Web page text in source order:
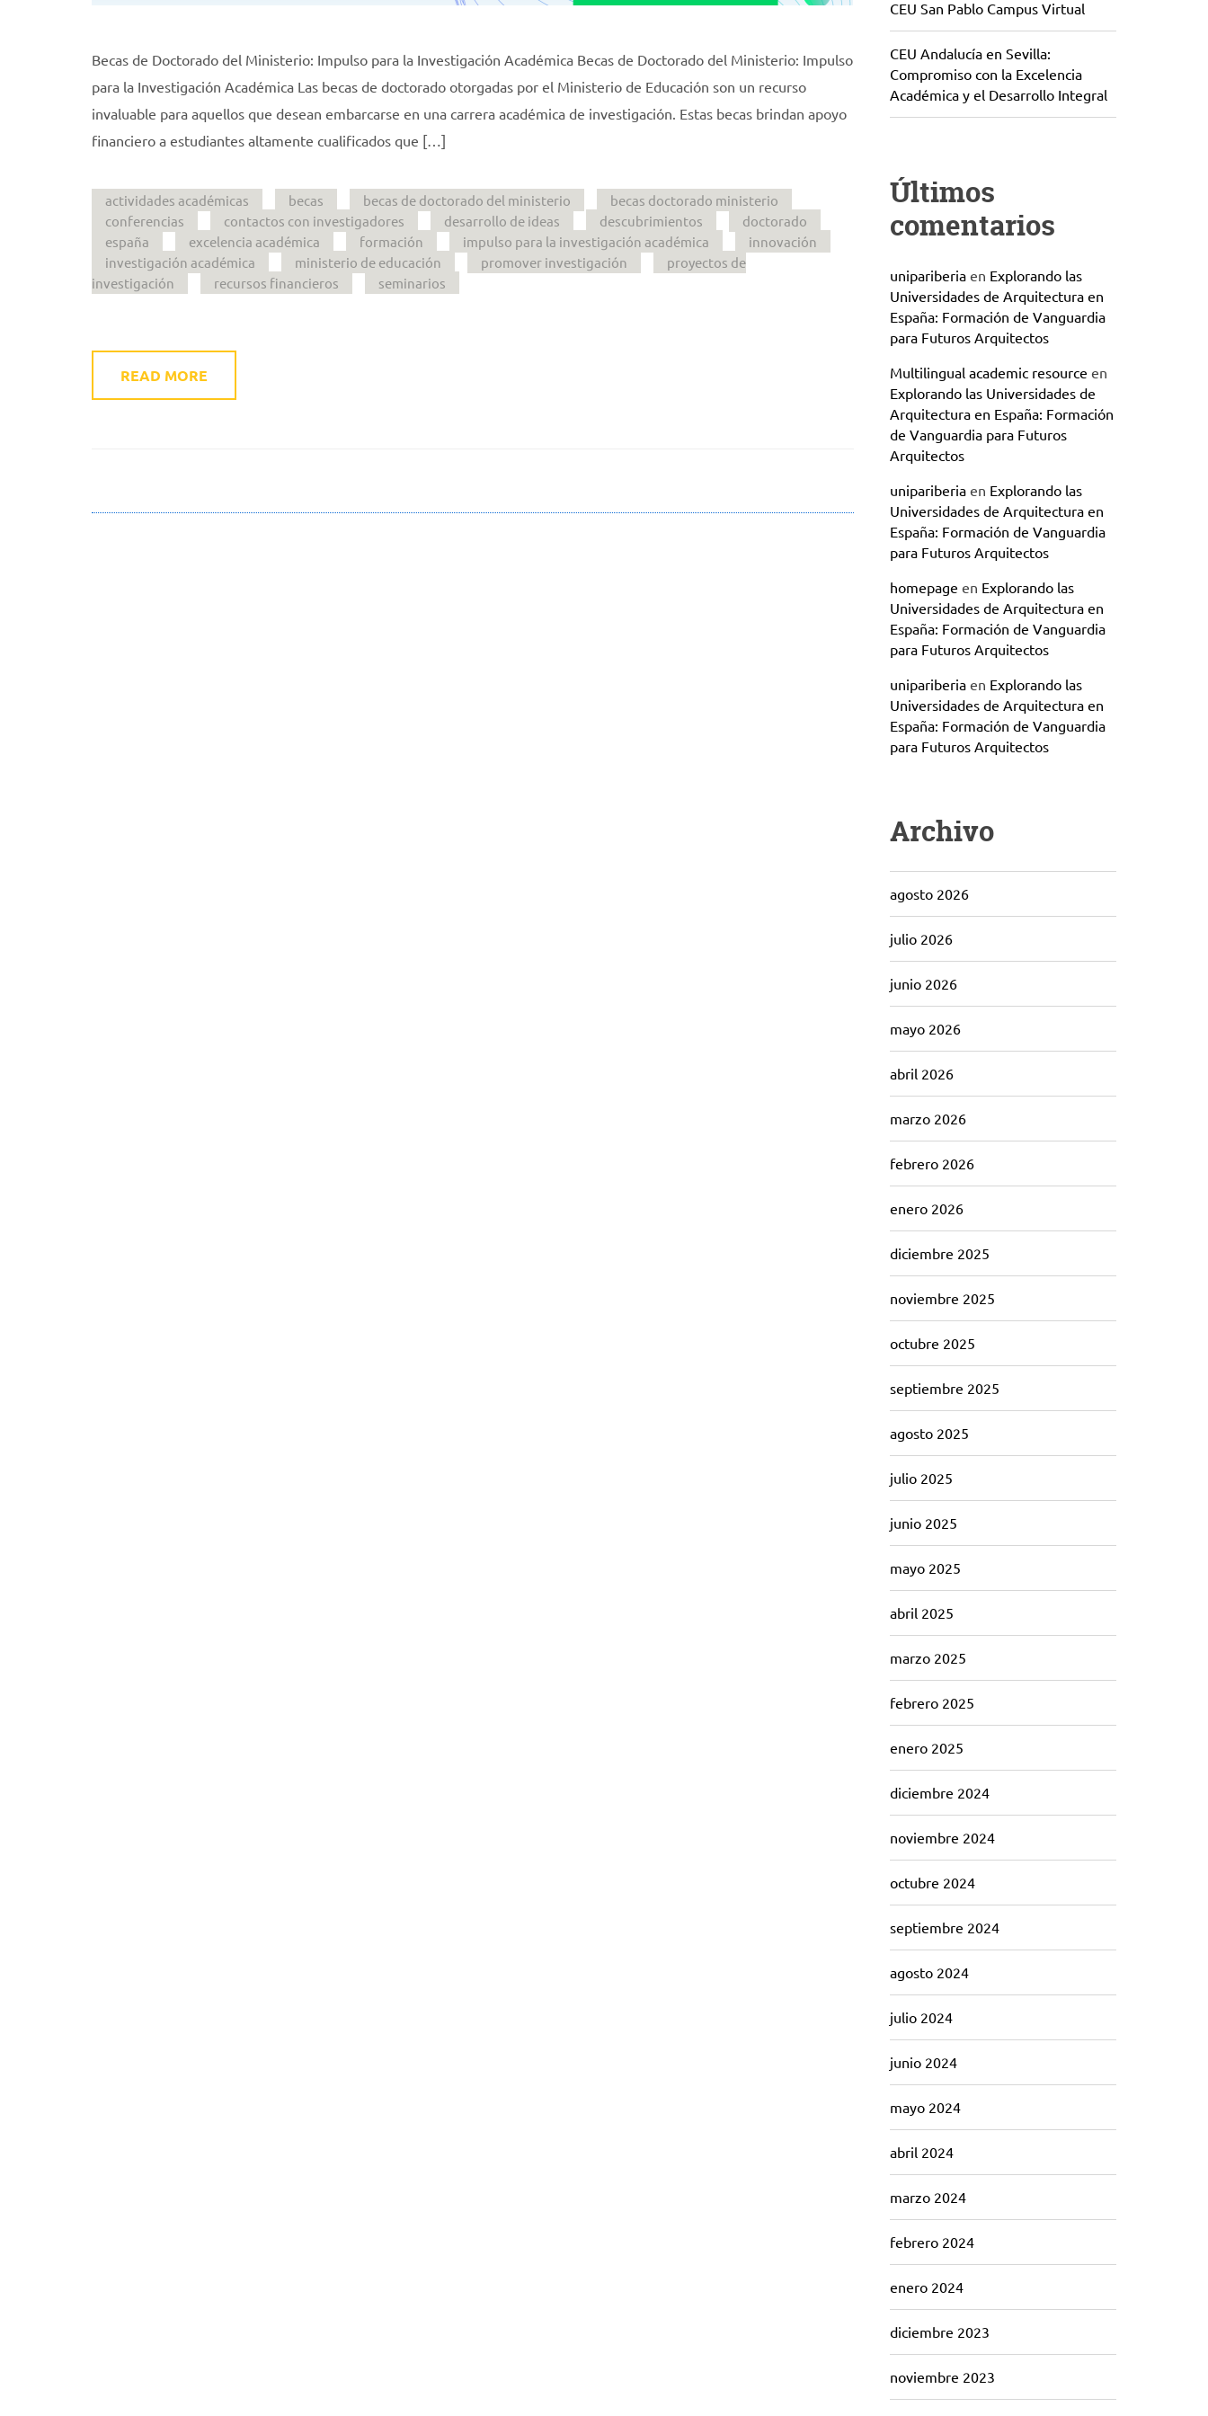
Becas de Doctorado del Ministerio: Impulso para la Investigación Académica Becas de Doctorado del Ministerio: Impulso
para la Investigación Académica Las becas de doctorado otorgadas por el Ministerio de Educación son un recurso
invaluable para aquellos que desean embarcarse en una carrera académica de investigación. Estas becas brindan apoyo
financiero a estudiantes altamente cualificados que […]
actividades académicas becas becas de doctorado del ministerio
becas doctorado ministerio
conferencias
contactos con investigadores desarrollo de ideas descubrimientos
doctorado
españa
excelencia académica formación impulso para la investigación académica
innovación
investigación académica
ministerio de educación promover investigación
proyectos de
investigación
recursos financieros seminarios
READ MORE
CEU San Pablo Campus Virtual
CEU Andalucía en Sevilla:
Compromiso con la Excelencia
Académica y el Desarrollo Integral
Últimos
comentarios
unipariberiaen Explorando las
Universidades de Arquitectura en
España: Formación de Vanguardia
para Futuros Arquitectos
Multilingual academic resource en
Explorando las Universidades de
Arquitectura en España: Formación
de Vanguardia para Futuros
Arquitectos
unipariberiaen Explorando las
Universidades de Arquitectura en
España: Formación de Vanguardia
para Futuros Arquitectos
homepage en Explorando las
Universidades de Arquitectura en
España: Formación de Vanguardia
para Futuros Arquitectos
unipariberiaen Explorando las
Universidades de Arquitectura en
España: Formación de Vanguardia
para Futuros Arquitectos
Archivo
agosto 2026
julio 2026
junio 2026
mayo 2026
abril 2026
marzo 2026
febrero 2026
enero 2026
diciembre 2025
noviembre 2025
octubre 2025
septiembre 2025
agosto 2025
julio 2025
junio 2025
mayo 2025
abril 2025
marzo 2025
febrero 2025
enero 2025
diciembre 2024
noviembre 2024
octubre 2024
septiembre 2024
agosto 2024
julio 2024
junio 2024
mayo 2024
abril 2024
marzo 2024
febrero 2024
enero 2024
diciembre 2023
noviembre 2023